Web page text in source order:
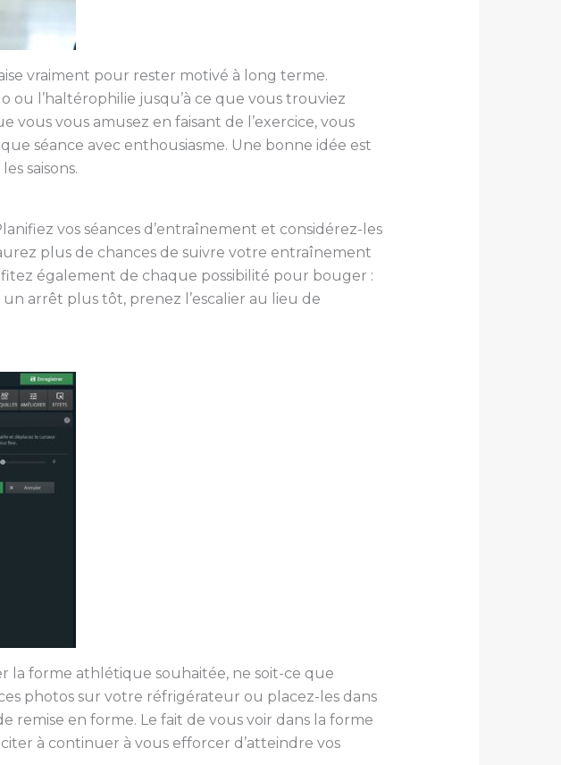
vraiment pour rester motivé à long terme.
ou l’haltérophilie jusqu’à ce que vous trouviez
vous amusez en faisant de l’exercice, vous
séance avec enthousiasme. Une bonne idée est
saisons.
vos séances d’entraînement et considérez-les
plus de chances de suivre votre entraînement
également de chaque possibilité pour bouger :
arrêt plus tôt, prenez l’escalier au lieu de
la forme athlétique souhaitée, ne soit-ce que
photos sur votre réfrigérateur ou placez-les dans
en forme. Le fait de vous voir dans la forme
à continuer à vous efforcer d’atteindre vos